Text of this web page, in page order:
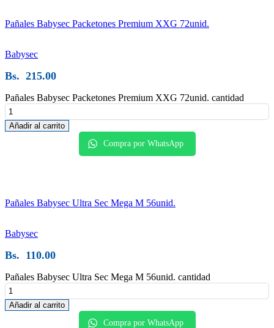
Pañales Babysec Packetones Premium XXG 72unid.
Babysec
Bs. 215.00
Pañales Babysec Packetones Premium XXG 72unid. cantidad
Añadir al carrito
Compra por WhatsApp
Pañales Babysec Ultra Sec Mega M 56unid.
Babysec
Bs. 110.00
Pañales Babysec Ultra Sec Mega M 56unid. cantidad
Añadir al carrito
Compra por WhatsApp